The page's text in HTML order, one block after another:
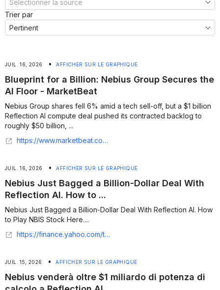
Trier par
JUIL. 16, 2026 • AFFICHER SUR LE GRAPHIQUE
Blueprint for a Billion: Nebius Group Secures the
AI Floor - MarketBeat
Nebius Group shares fell 6% amid a tech sell-off, but a $1 billion
Reflection AI compute deal pushed its contracted backlog to
roughly $50 billion, ...
https://www.marketbeat.com/articles/blueprint-for-a-billion-nebius-group-secures-the-ai-floor/
JUIL. 16, 2026 • AFFICHER SUR LE GRAPHIQUE
Nebius Just Bagged a Billion-Dollar Deal With
Reflection AI. How to ...
Nebius Just Bagged a Billion-Dollar Deal With Reflection AI. How
to Play NBIS Stock Here....
https://finance.yahoo.com/technology/ai/articles/nebius-just-bagged-billion-dollar-153735058.html
JUIL. 15, 2026 • AFFICHER SUR LE GRAPHIQUE
Nebius venderà oltre $1 miliardo di potenza di